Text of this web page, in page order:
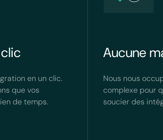
en un clic.
que vos
de temps.
Aucune
Nous nous
complexe pour
soucier des